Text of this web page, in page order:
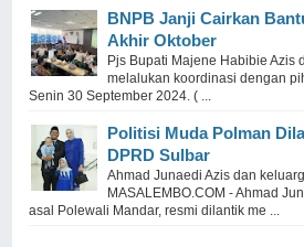
BNPB Janji Cairkan
Akhir Oktober
Pjs Bupati Majene Habibie Azis
melalukan koordinasi dengan
Senin 30 September 2024. ( ...
Politisi Muda Polman
DPRD Sulbar
Ahmad Junaedi Azis dan
MASALEMBO.COM - Ahmad
asal Polewali Mandar, resmi dilantik me ...